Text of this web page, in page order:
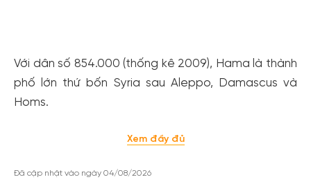
Với dân số 854.000 (thống kê 2009), Hama là thành
phố lớn thứ bốn Syria sau Aleppo, Damascus và
Homs.
Xem đầy đủ
Đã cập nhật vào ngày 04/08/2026